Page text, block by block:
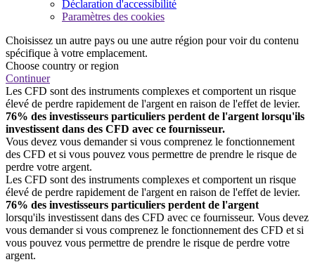
Déclaration d'accessibilité
Paramètres des cookies
Choisissez un autre pays ou une autre région pour voir du contenu
spécifique à votre emplacement.
Choose country or region
Continuer
Les CFD sont des instruments complexes et comportent un risque
élevé de perdre rapidement de l'argent en raison de l'effet de levier.
76% des investisseurs particuliers perdent de l'argent lorsqu'ils
investissent dans des CFD avec ce fournisseur.
Vous devez vous demander si vous comprenez le fonctionnement
des CFD et si vous pouvez vous permettre de prendre le risque de
perdre votre argent.
Les CFD sont des instruments complexes et comportent un risque
élevé de perdre rapidement de l'argent en raison de l'effet de levier.
76% des investisseurs particuliers perdent de l'argent
lorsqu'ils investissent dans des CFD avec ce fournisseur. Vous devez
vous demander si vous comprenez le fonctionnement des CFD et si
vous pouvez vous permettre de prendre le risque de perdre votre
argent.